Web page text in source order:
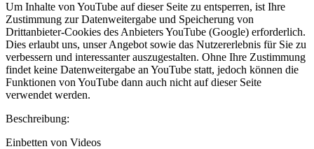
Um Inhalte von YouTube auf dieser Seite zu entsperren, ist Ihre
Zustimmung zur Datenweitergabe und Speicherung von
Drittanbieter-Cookies des Anbieters YouTube (Google) erforderlich.
Dies erlaubt uns, unser Angebot sowie das Nutzererlebnis für Sie zu
verbessern und interessanter auszugestalten. Ohne Ihre Zustimmung
findet keine Datenweitergabe an YouTube statt, jedoch können die
Funktionen von YouTube dann auch nicht auf dieser Seite
verwendet werden.
Beschreibung:
Einbetten von Videos